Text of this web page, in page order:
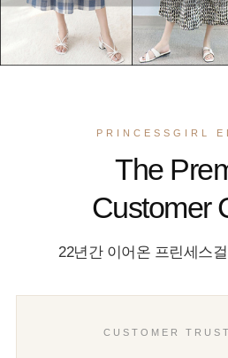
PRINCESSGIRL
The
Customer
22년간 이어온 프린세스
CUSTOMER